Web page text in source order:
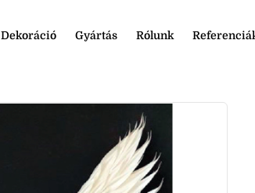
Dekoráció Gyártás Rólunk